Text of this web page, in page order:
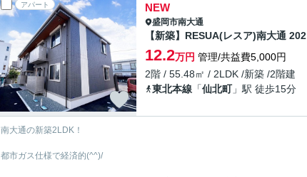
アパート NEW
盛岡市南大通
【新築】RESUA(レスア)南大通 202
12.2万円 管理/共益費5,000円
2階 / 55.48㎡ / 2LDK /新築 /2階建
東北本線 「仙北町」駅 徒歩15分
南大通の新築2LDK！
都市ガス仕様で経済的(^^)/